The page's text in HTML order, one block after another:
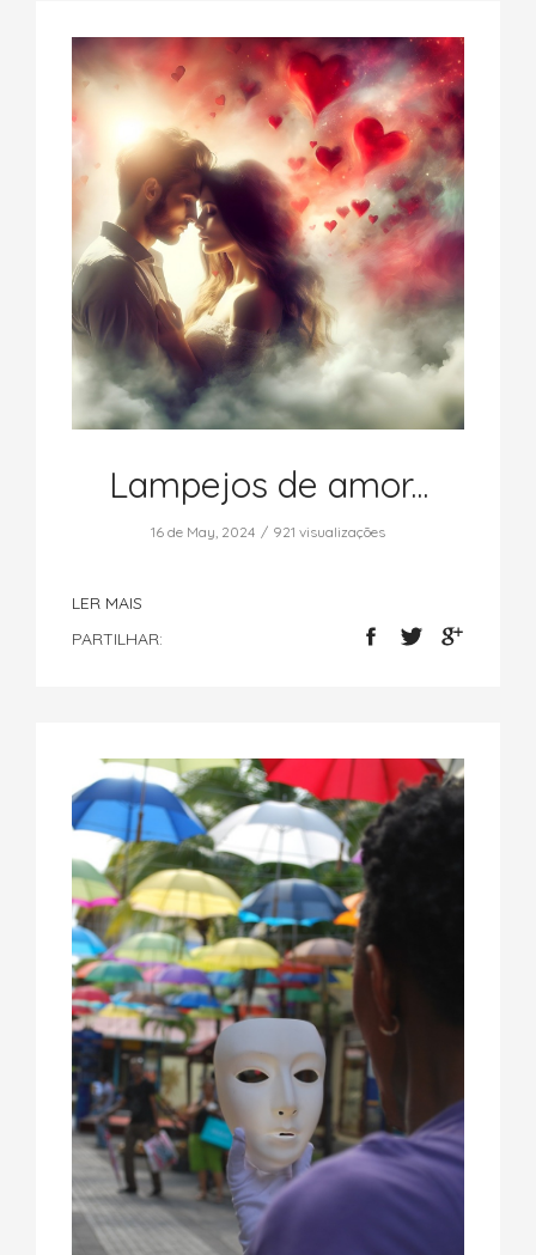
Lampejos de amor...
16 de May, 2024 921 visualizações
LER MAIS
PARTILHAR: